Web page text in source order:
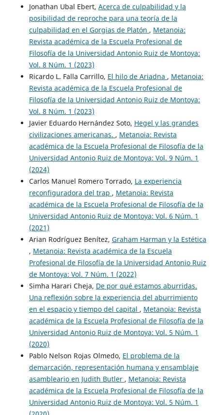
Jonathan Ubal Ebert, Acerca de culpabilidad y la
posibilidad de reproche para una teoría de la
culpabilidad en el Gorgias de Platón , Metanoia:
Revista académica de la Escuela Profesional de
Filosofía de la Universidad Antonio Ruiz de Montoya:
Vol. 8 Núm. 1 (2023)
Ricardo L. Falla Carrillo, El hilo de Ariadna , Metanoia:
Revista académica de la Escuela Profesional de
Filosofía de la Universidad Antonio Ruiz de Montoya:
Vol. 8 Núm. 1 (2023)
Javier Eduardo Hernández Soto, Hegel y las grandes
civilizaciones americanas. , Metanoia: Revista
académica de la Escuela Profesional de Filosofía de la
Universidad Antonio Ruiz de Montoya: Vol. 9 Núm. 1
(2024)
Carlos Manuel Romero Torrado, La experiencia
reconfiguradora del trap , Metanoia: Revista
académica de la Escuela Profesional de Filosofía de la
Universidad Antonio Ruiz de Montoya: Vol. 6 Núm. 1
(2021)
Arian Rodríguez Benítez, Graham Harman y la Estética
, Metanoia: Revista académica de la Escuela
Profesional de Filosofía de la Universidad Antonio Ruiz
de Montoya: Vol. 7 Núm. 1 (2022)
Simha Harari Cheja, De por qué estamos aburridas.
Una reflexión sobre la experiencia del aburrimiento
en el espacio y tiempo del capital , Metanoia: Revista
académica de la Escuela Profesional de Filosofía de la
Universidad Antonio Ruiz de Montoya: Vol. 5 Núm. 1
(2020)
Pablo Nelson Rojas Olmedo, El problema de la
demarcación, representación humana y ensamblaje
asambleario en Judith Butler , Metanoia: Revista
académica de la Escuela Profesional de Filosofía de la
Universidad Antonio Ruiz de Montoya: Vol. 5 Núm. 1